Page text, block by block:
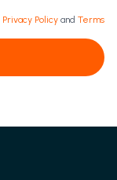
Privacy Policy and Terms